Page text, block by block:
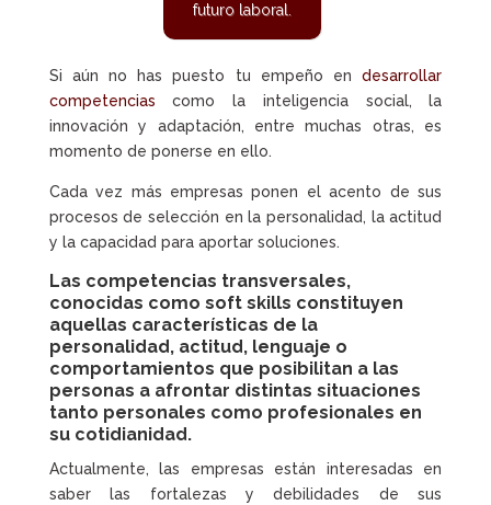
futuro laboral.
Si aún no has puesto tu empeño endesarrollar
competencias como la inteligencia social, la
innovación y adaptación, entre muchas otras, es
momento de ponerse en ello.
Cada vez más empresas ponen el acento de sus
procesos de selección en la personalidad, la actitud
y la capacidad para aportar soluciones.
Las competencias transversales,
conocidas como soft skills constituyen
aquellas características de la
personalidad, actitud, lenguaje o
comportamientos que posibilitan a las
personas a afrontar distintas situaciones
tanto personales como profesionales en
su cotidianidad.
Actualmente, las empresas están interesadas en
saber las fortalezas y debilidades de sus